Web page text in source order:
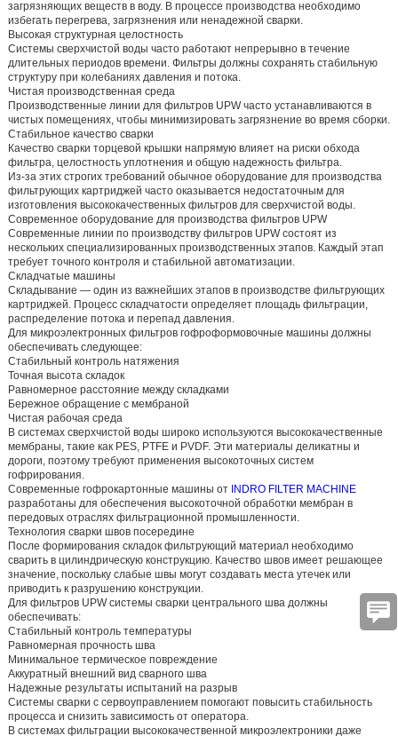
загрязняющих веществ в воду. В процессе производства необходимо
избегать перегрева, загрязнения или ненадежной сварки.
Высокая структурная целостность
Системы сверхчистой воды часто работают непрерывно в течение
длительных периодов времени. Фильтры должны сохранять стабильную
структуру при колебаниях давления и потока.
Чистая производственная среда
Производственные линии для фильтров UPW часто устанавливаются в
чистых помещениях, чтобы минимизировать загрязнение во время сборки.
Стабильное качество сварки
Качество сварки торцевой крышки напрямую влияет на риски обхода
фильтра, целостность уплотнения и общую надежность фильтра.
Из-за этих строгих требований обычное оборудование для производства
фильтрующих картриджей часто оказывается недостаточным для
изготовления высококачественных фильтров для сверхчистой воды.
Современное оборудование для производства фильтров UPW
Современные линии по производству фильтров UPW состоят из
нескольких специализированных производственных этапов. Каждый этап
требует точного контроля и стабильной автоматизации.
Складчатые машины
Складывание — один из важнейших этапов в производстве фильтрующих
картриджей. Процесс складчатости определяет площадь фильтрации,
распределение потока и перепад давления.
Для микроэлектронных фильтров гофроформовочные машины должны
обеспечивать следующее:
Стабильный контроль натяжения
Точная высота складок
Равномерное расстояние между складками
Бережное обращение с мембраной
Чистая рабочая среда
В системах сверхчистой воды широко используются высококачественные
мембраны, такие как PES, PTFE и PVDF. Эти материалы деликатны и
дороги, поэтому требуют применения высокоточных систем
гофрирования.
Современные гофрокартонные машины от INDRO FILTER MACHINE
разработаны для обеспечения высокоточной обработки мембран в
передовых отраслях фильтрационной промышленности.
Технология сварки швов посередине
После формирования складок фильтрующий материал необходимо
сварить в цилиндрическую конструкцию. Качество швов имеет решающее
значение, поскольку слабые швы могут создавать места утечек или
приводить к разрушению конструкции.
Для фильтров UPW системы сварки центрального шва должны
обеспечивать:
Стабильный контроль температуры
Равномерная прочность шва
Минимальное термическое повреждение
Аккуратный внешний вид сварного шва
Надежные результаты испытаний на разрыв
Системы сварки с сервоуправлением помогают повысить стабильность
процесса и снизить зависимость от оператора.
В системах фильтрации высококачественной микроэлектроники даже